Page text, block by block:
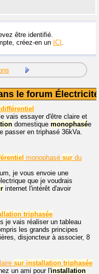
être identifié.
créez-en un ICI
le forum Électricité
différentiel
vais essayer d'être claire et
domestique monophasée
passer en triphasé 36kVa.
monophasé sur du
je vous envoie une
que je voudrais
internet l'intérêt d'avoir
triphasée
je vais réaliser un tableau
les grands principes
disjoncteur à associer, 8
sur installation triphasée
un ami pour l'installation